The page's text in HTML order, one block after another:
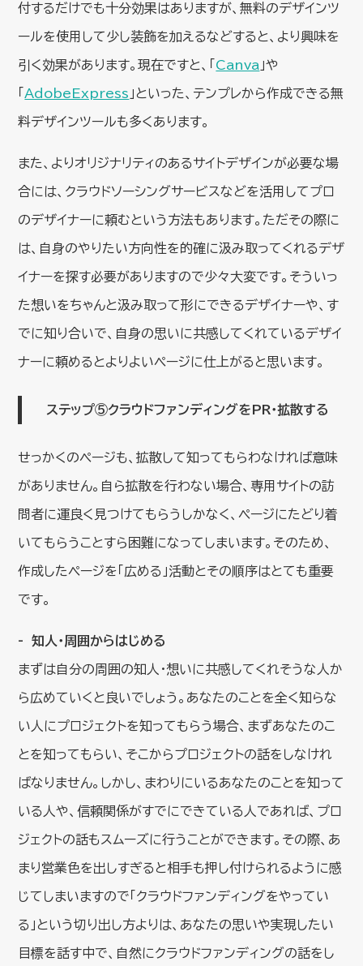
付するだけでも十分効果はありますが、無料のデザインツ
ールを使用して少し装飾を加えるなどすると、より興味を
引く効果があります。現在ですと、「 Canva 」や
AdobeExpress 」といった、テンプレから作成できる無
料デザインツールも多くあります。
また、よりオリジナリティのあるサイトデザインが必要な場
合には、クラウドソーシングサービスなどを活用してプロ
のデザイナーに頼むという方法もあります。ただその際に
は、自身のやりたい方向性を的確に汲み取ってくれるデザ
イナーを探す必要がありますので少々大変です。そういっ
た想いをちゃんと汲み取って形にできるデザイナーや、す
でに知り合いで、自身の思いに共感してくれているデザイ
ナーに頼めるとよりよいページに仕上がると思います。
ステップ⑤クラウドファンディングをPR・拡散する
せっかくのページも、拡散して知ってもらわなければ意味
がありません。自ら拡散を行わない場合、専用サイトの訪
問者に運良く見つけてもらうしかなく、ページにたどり着
いてもらうことすら困難になってしまいます。そのため、
作成したページを「広める」活動とその順序はとても重要
です。
知人・周囲からはじめる
まずは自分の周囲の知人・想いに共感してくれそうな人か
ら広めていくと良いでしょう。あなたのことを全く知らな
い人にプロジェクトを知ってもらう場合、まずあなたのこ
とを知ってもらい、そこからプロジェクトの話をしなけれ
ばなりません。しかし、まわりにいるあなたのことを知って
いる人や、信頼関係がすでにできている人であれば、プロ
ジェクトの話もスムーズに行うことができます。その際、あ
まり営業色を出しすぎると相手も押し付けられるように感
じてしまいますので「クラウドファンディングをやってい
る」という切り出し方よりは、あなたの思いや実現したい
目標を話す中で、自然にクラウドファンディングの話をし